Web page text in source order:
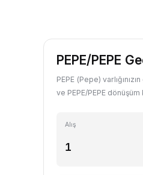
PEPE/PEPE
PEPE (Pepe)
ve PEPE/PEPE
Alış